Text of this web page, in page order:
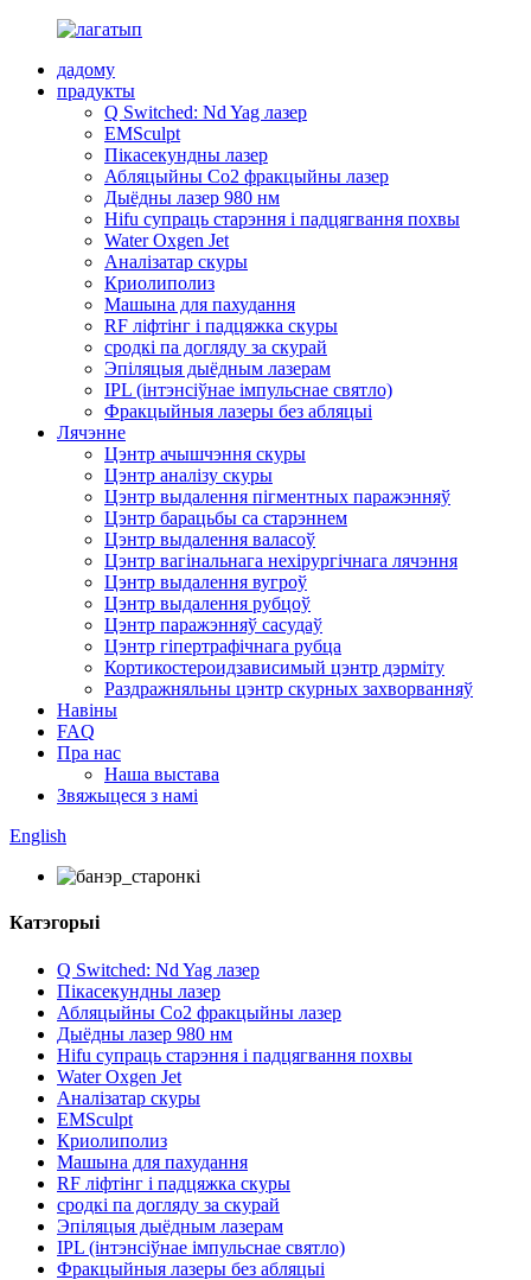
дадому
прадукты
Q Switched: Nd Yag лазер
EMSculpt
Пікасекундны лазер
Абляцыйны Co2 фракцыйны лазер
Дыёдны лазер 980 нм
Hifu супраць старэння і падцягвання похвы
Water Oxgen Jet
Аналізатар скуры
Криолиполиз
Машына для пахудання
RF ліфтінг і падцяжка скуры
сродкі па догляду за скурай
Эпіляцыя дыёдным лазерам
IPL (інтэнсіўнае імпульснае святло)
Фракцыйныя лазеры без абляцыі
Лячэнне
Цэнтр ачышчэння скуры
Цэнтр аналізу скуры
Цэнтр выдалення пігментных паражэнняў
Цэнтр барацьбы са старэннем
Цэнтр выдалення валасоў
Цэнтр вагінальнага нехірургічнага лячэння
Цэнтр выдалення вугроў
Цэнтр выдалення рубцоў
Цэнтр паражэнняў сасудаў
Цэнтр гіпертрафічнага рубца
Кортикостероидзависимый цэнтр дэрміту
Раздражняльны цэнтр скурных захворванняў
Навіны
FAQ
Пра нас
Наша выстава
Звяжыцеся з намі
English
Катэгорыі
Q Switched: Nd Yag лазер
Пікасекундны лазер
Абляцыйны Co2 фракцыйны лазер
Дыёдны лазер 980 нм
Hifu супраць старэння і падцягвання похвы
Water Oxgen Jet
Аналізатар скуры
EMSculpt
Криолиполиз
Машына для пахудання
RF ліфтінг і падцяжка скуры
сродкі па догляду за скурай
Эпіляцыя дыёдным лазерам
IPL (інтэнсіўнае імпульснае святло)
Фракцыйныя лазеры без абляцыі